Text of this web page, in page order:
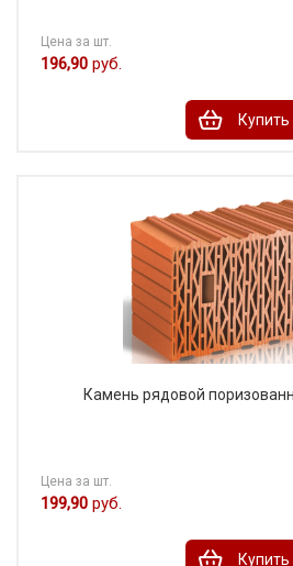
Цена за шт.
196,90 руб.
Купить
Камень рядовой
Цена за шт.
199,90 руб.
Купить